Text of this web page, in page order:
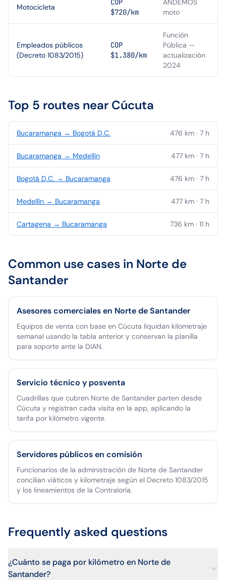
Motocicleta
COP
$720/km
ANDEMOS
moto
Empleados públicos
(Decreto 1083/2015)
COP
$1.380/km
Función
Pública —
actualización
2024
Top 5 routes near Cúcuta
Bucaramanga → Bogotá D.C. 476 km · 7 h
Bucaramanga → Medellín 477 km · 7 h
Bogotá D.C. → Bucaramanga 476 km · 7 h
Medellín → Bucaramanga 477 km · 7 h
Cartagena → Bucaramanga 736 km · 11 h
Common use cases in Norte de
Santander
Asesores comerciales en Norte de Santander
Equipos de venta con base en Cúcuta liquidan kilometraje
semanal usando la tabla anterior y conservan la planilla
para soporte ante la DIAN.
Servicio técnico y posventa
Cuadrillas que cubren Norte de Santander parten desde
Cúcuta y registran cada visita en la app, aplicando la
tarifa por kilómetro vigente.
Servidores públicos en comisión
Funcionarios de la administración de Norte de Santander
concilian viáticos y kilometraje según el Decreto 1083/2015
y los lineamientos de la Contraloría.
Frequently asked questions
¿Cuánto se paga por kilómetro en Norte de
Santander?